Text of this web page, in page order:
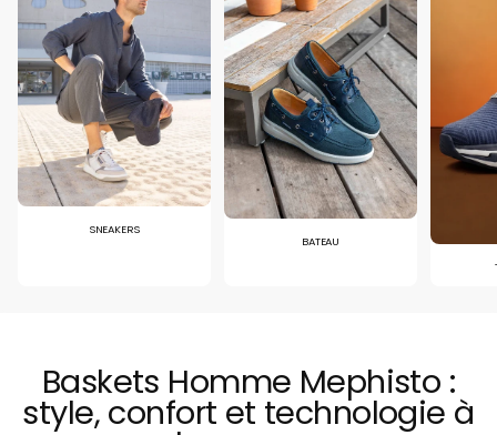
SNEAKERS
BATEAU
Baskets Homme Mephisto :
style, confort et technologie à